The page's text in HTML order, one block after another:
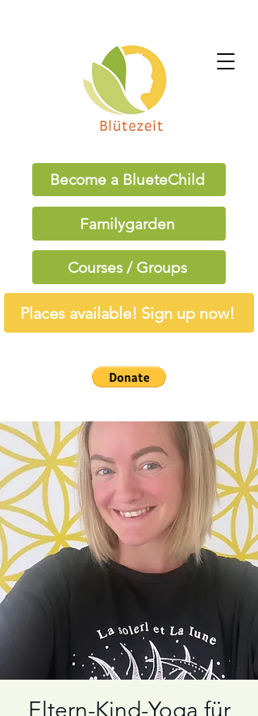
Become a BlueteChild
Familygarden
Courses / Groups
Places available! Sign up now!
Eltern-Kind-Yoga für